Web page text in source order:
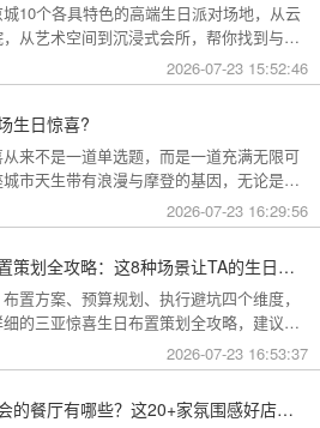
10个各具特色的高端生日派对场地，从云
从艺术空间到沉浸式会所，帮你找到与心
2026-07-23 15:52:46
生日惊喜?
来不是一道单选题，而是一道充满无限可
市天生带有浪漫与摩登的基因，无论是外
是梧桐树下的老洋房，都为策划惊喜提供了
2026-07-23 16:29:56
三亚惊喜生日布置策划全攻略：这8种场景让TA的生日成为永远难忘的回忆
置方案、预算规划、执行避坑四个维度，
的三亚惊喜生日布置策划全攻略，建议收
2026-07-23 16:53:37
三亚适合生日聚会的餐厅有哪些？这20+家氛围感好店按风格挑，一篇搞定